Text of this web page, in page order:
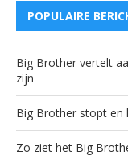
POPULAIRE
Big Brother vertelt
zijn
Big Brother stopt en
Zo ziet het Big